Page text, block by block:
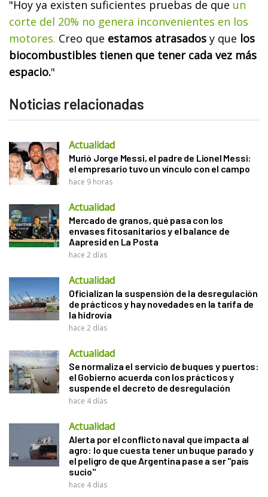
"Hoy ya existen suficientes pruebas de que un
corte del 20% no genera inconvenientes en los
motores. Creo que estamos atrasados y que los
biocombustibles tienen que tener cada vez más
espacio."
Noticias relacionadas
Actualidad
Murió Jorge Messi, el padre de Lionel Messi:
el empresario tuvo un vínculo con el campo
hace 9 horas
Actualidad
Mercado de granos, qué pasa con los
envases fitosanitarios y el balance de
Aapresid en La Posta
hace 2 días
Actualidad
Oficializan la suspensión de la desregulación
de prácticos y hay novedades en la tarifa de
la hidrovía
hace 2 días
Actualidad
Se normaliza el servicio de buques y puertos:
el Gobierno acuerda con los prácticos y
suspende el decreto de desregulación
hace 4 días
Actualidad
Alerta por el conflicto naval que impacta al
agro: lo que cuesta tener un buque parado y
el peligro de que Argentina pase a ser "país
sucio"
hace 4 días